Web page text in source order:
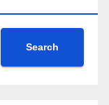
Search